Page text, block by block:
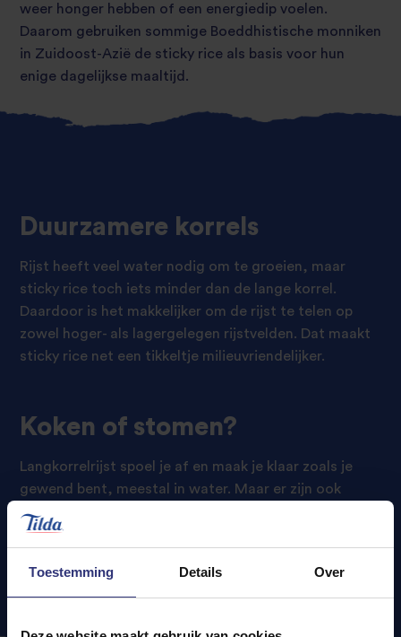
Toestemming Details Over
weer honger hebben of een energiedip voelen.
Daarom gebruiken sommige Boeddhistische monniken
in Zuidoost-Azië de sticky rice als basis voor hun
enige dagelijkse maaltijd.
Duurzamere korrels
Rijst heeft veel water nodig om te groeien, maar
sticky rice toch iets minder dan de lange korrel.
Daardoor is het makkelijker om de rijst te telen op
zowel hoger- als lagergelegen rijstvelden. Dat maakt
sticky rice net een tikkeltje milieuvriendelijker.
Koken of stomen?
Langkorrelrijst spoel je af en maak je klaar zoals je
gewend bent, meestal in water. Maar er zijn ook
andere manieren
rice bereiden vraagt om meer aandacht. Traditioneel
de granen zachter te maken. Nadien giet je de rijst af
en stoom je de korrels ongeveer 30 minuten lang.